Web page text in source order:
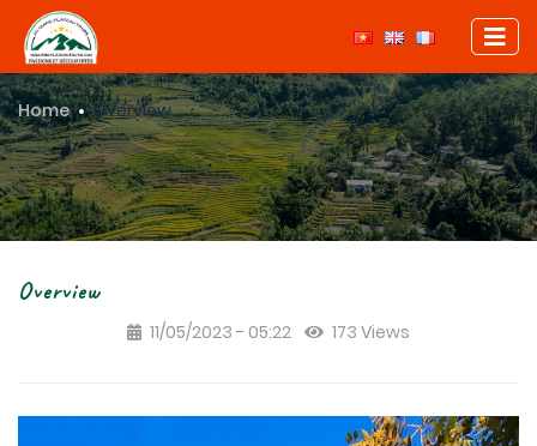
Home Overview
Overview
11/05/2023 - 05:22 173 Views